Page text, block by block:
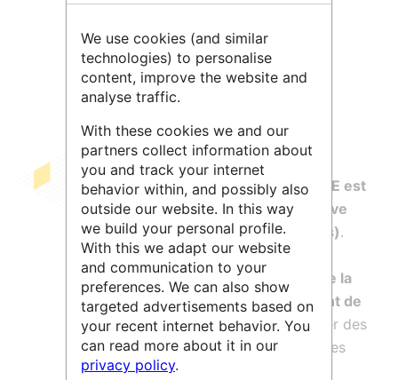
Développée au sein de l'ARHN,OntoME est
une application de gestion collaborative
d'ontologies (ou modèles de données).
Conçue pour tout modèle de données
structuré orienté objet,OntoME facilite la
construction, la gestion et l'alignement de
votre ontologie. Il est possible de créer des
classes et des propriétés ou d'utiliser les
ontologies déjà existantes.
We use cookies (and similar
technologies) to personalise
content, improve the website and
analyse traffic.
With these cookies we and our
partners collect information about
you and track your internet
behavior within, and possibly also
outside our website. In this way
we build your personal profile.
With this we adapt our website
and communication to your
preferences. We can also show
targeted advertisements based on
your recent internet behavior. You
can read more about it in our
privacy policy.